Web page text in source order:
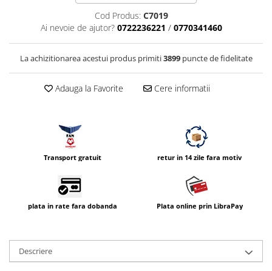
Accesorii diverse
Cod Produs: C7019
Ai nevoie de ajutor? 0722236221 / 0770341460
La achizitionarea acestui produs primiti3899puncte de fidelitate
Adauga la Favorite Cere informatii
Transport gratuit retur in 14 zile fara motiv
plata in rate fara dobanda Plata online prin LibraPay
Descriere